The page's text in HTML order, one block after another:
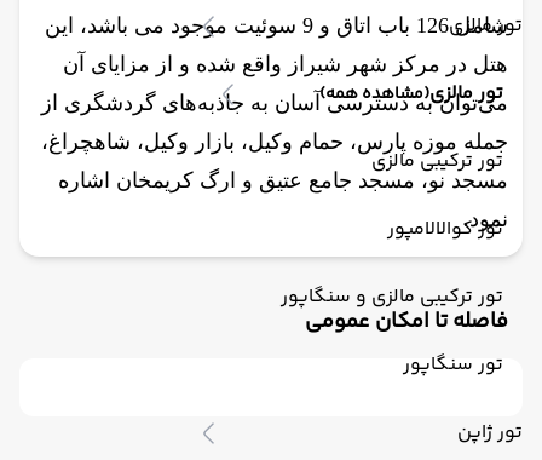
تور مالزی
تور مالزی(مشاهده همه)
تور ترکیبی مالزی
تور کوالالامپور
تور ترکیبی مالزی و سنگاپور
تور سنگاپور
تور ژاپن
شامل 126 باب اتاق و 9 سوئیت موجود می باشد، این
هتل در مرکز شهر شیراز واقع شده و از مزایای آن
می‌توان به دسترسی آسان به جاذبه‌های گردشگری از
جمله موزه پارس، حمام وكيل، بازار وكيل، شاهچراغ،
مسجد نو، مسجد جامع عتيق و ارگ كريمخان اشاره
نمود.
فاصله تا امکان عمومی